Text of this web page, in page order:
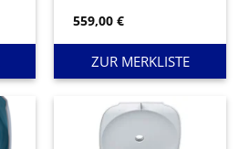
559,00€
ZUR MERKLISTE